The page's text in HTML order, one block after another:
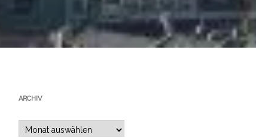
ARCHIV